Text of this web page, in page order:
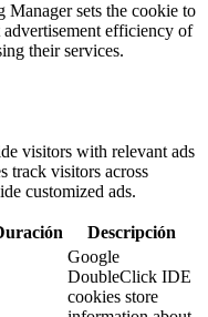
Manager sets the cookie to
advertisement efficiency of
their services.
visitors with relevant ads
track visitors across
customized ads.
Descripción
Google
DoubleClick IDE
cookies store